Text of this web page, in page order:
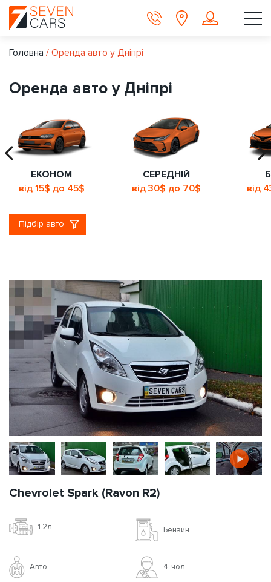
Головна / Оренда авто у Дніпрі
Оренда авто у Дніпрі
ЕКОНОМ
від 15$ до 45$
СЕРЕДНІЙ
від 30$ до 70$
від
Підбір авто
Chevrolet Spark (Ravon R2)
1.2л Бензин
Авто 4 чoл